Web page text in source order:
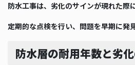
防水工事は、劣化のサインが現れた際
定期的な点検を行い、問題を早期に発
防水層の耐用年数と劣